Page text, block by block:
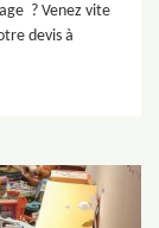
? Venez vite
devis à